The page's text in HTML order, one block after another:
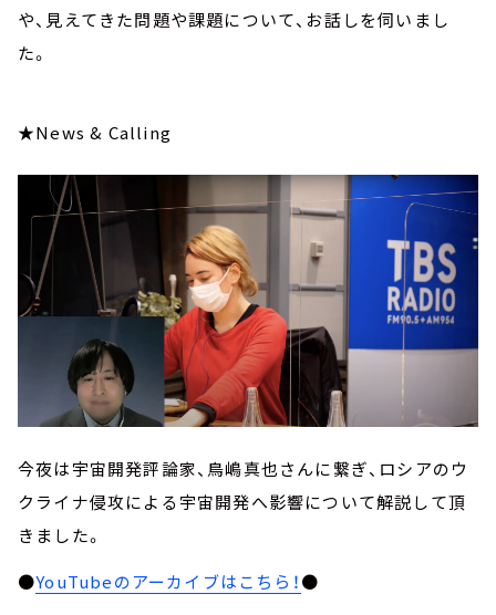
や、見えてきた問題や課題について、お話しを伺いまし
た。
★News & Calling
今夜は宇宙開発評論家、鳥嶋真也さんに繋ぎ、ロシアのウ
クライナ侵攻による宇宙開発へ影響について解説して頂
きました。
●YouTubeのアーカイブはこちら！●